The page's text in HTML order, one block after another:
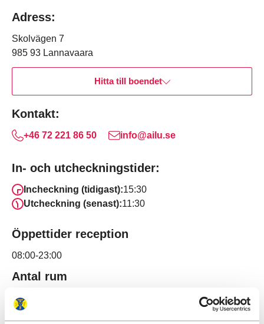
Adress:
Skolvägen 7
985 93 Lannavaara
Hitta till boendet
Kontakt:
+46 72 221 86 50 info@ailu.se
In- och utcheckningstider:
Incheckning (tidigast):15:30
Utcheckning (senast):11:30
Öppettider reception
08:00-23:00
Antal rum
6
Antal bäddar